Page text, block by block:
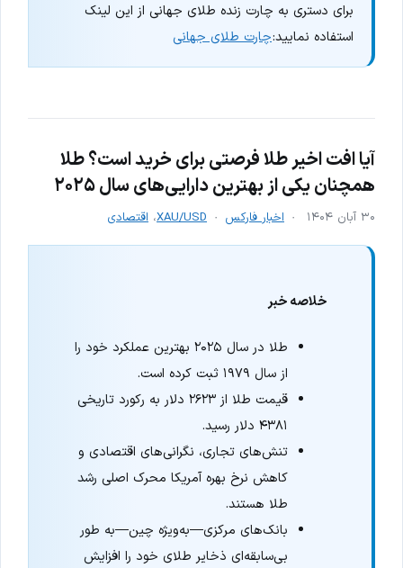
برای دستری به چارت زنده طلای جهانی از این لینک
استفاده نمایید:چارت طلای جهانی
آیا افت اخیر طلا فرصتی برای خرید است؟ طلا
همچنان یکی از بهترین دارایی‌های سال ۲۰۲۵
۳۰ آبان ۱۴۰۴ اخبار فارکس XAU/USD، اقتصادی
خلاصه خبر
طلا در سال ۲۰۲۵ بهترین عملکرد خود را
از سال ۱۹۷۹ ثبت کرده است.
قیمت طلا از ۲۶۲۳ دلار به رکورد تاریخی
۴۳۸۱ دلار رسید.
تنش‌های تجاری، نگرانی‌های اقتصادی و
کاهش نرخ بهره آمریکا محرک اصلی رشد
طلا هستند.
بانک‌های مرکزی—به‌ویژه چین—به طور
بی‌سابقه‌ای ذخایر طلای خود را افزایش